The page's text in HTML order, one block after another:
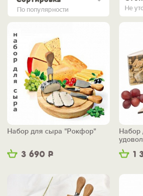
По популярности Не
3 690 Р
Набор для сыра "Рокфор"
1
Набор